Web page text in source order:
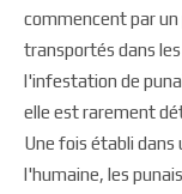
commencent par
transportés dans
l'infestation de
elle est rarement
Une fois établi dans
l'humaine, les